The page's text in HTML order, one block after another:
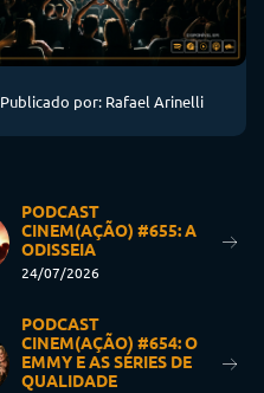
Publicado por: Rafael Arinelli
PODCAST
CINEM(AÇÃO) #655: A
ODISSEIA
24/07/2026
PODCAST
CINEM(AÇÃO) #654: O
EMMY E AS SÉRIES DE
QUALIDADE